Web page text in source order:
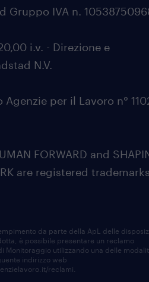
Gruppo IVA n.
i.v. - Direzione e
N.V.
per il Lavoro n°
FORWARD and
are registered
da parte della ApL delle
è possibile presentare un reclamo
Monitoraggio utilizzando una delle
indirizzo web
reclami